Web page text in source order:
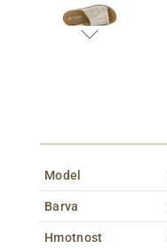
Model
Barva
Hmotnost